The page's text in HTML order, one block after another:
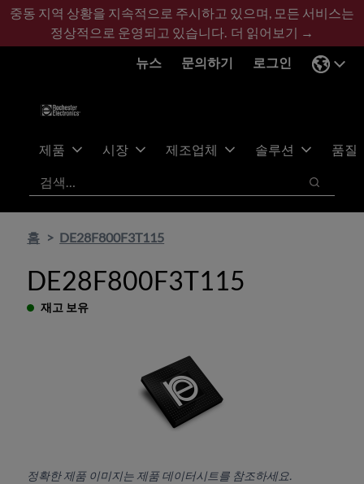
기
콘
바
글
중동 지역 상황을 지속적으로 주시하고 있으며, 모든 서비스는
정상적으로 운영되고 있습니다. 더 읽어보기 →
뉴스
문의하기 로그인
제품 시장 제조업체 솔루션
품질
검색
검색
홈 DE28F800F3T115
DE28F800F3T115
재고 보유
정확한 제품 이미지는 제품 데이터시트를 참조하세요.